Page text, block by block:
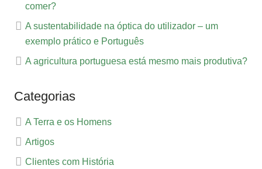
comer?
A sustentabilidade na óptica do utilizador – um
exemplo prático e Português
A agricultura portuguesa está mesmo mais produtiva?
Categorias
A Terra e os Homens
Artigos
Clientes com História